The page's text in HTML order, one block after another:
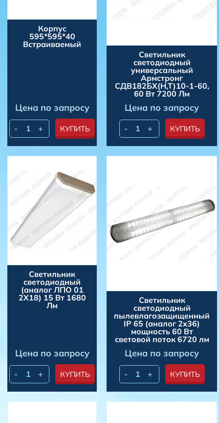
Корпус
595*595*40
Встраиваемый
Цена по запросу
- + КУПИТЬ
Светильник
светодиодный
универсальный
Армстронг
СДВ182БХ(Н,Т)10-1-60,
60 Вт 7200 Лм
Цена по запросу
- + КУПИТЬ
Светильник
светодиодный
(аналог ЛПО 01
2Х18) 15 Вт 1680
Лм
Цена по запросу
- + КУПИТЬ
Светильник
светодиодный
пылевлагозащищенный
IP 65 (аналог 2х36)
мощность 60 Вт
световой поток 6720 лм
Цена по запросу
- + КУПИТЬ